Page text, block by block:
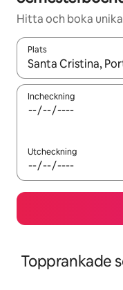
Hitta och boka
Plats
När resultaten är
Incheckning
Utcheckning
Topprankade